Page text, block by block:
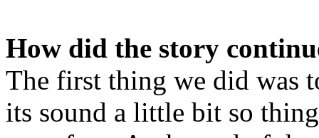
How did the story
The first thing we did was
its sound a little bit so